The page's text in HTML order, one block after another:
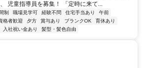
児童指導員を募集！ 「定時に来て...
制 職場見学可 経験不問 住宅手当あり
午前
格者歓迎 夕方 賞与あり ブランクOK
育休あり
入社祝い金あり 髪型・髪色自由